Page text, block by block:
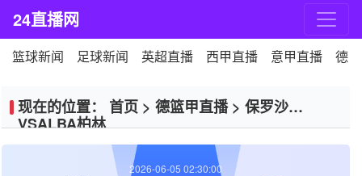
24直播网
篮球新闻 足球新闻 英超直播 西甲直播 意甲直播 德
现在的位置： 首页 > 德篮甲直播> 保罗沙
VSALBA柏林
2026-06-05 02:30:00